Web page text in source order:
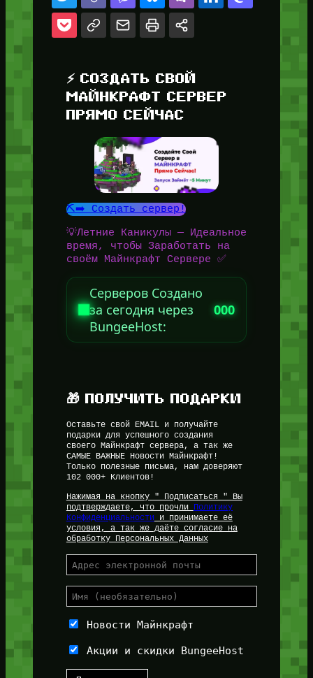
⚡ СОЗДАТЬ СВОЙ
МАЙНКРАФТ СЕРВЕР
ПРЯМО СЕЙЧАС
⛏️➡️ Создать сервер!
💡Летние Каникулы — Идеальное
время, чтобы Заработать на
своём Майнкрафт Сервере ✅
Серверов Создано
за сегодня через
BungeeHost:
000
🎁 ПОЛУЧИТЬ ПОДАРКИ
Оставьте свой EMAIL и получайте
подарки для успешного создания
своего Майнкрафт сервера, а так же
САМЫЕ ВАЖНЫЕ Новости Майнкрафт!
Только полезные письма, нам доверяют
102 000+ Клиентов!
Нажимая на кнопку " Подписаться " Вы
подтверждаете, что прочли Политику
Конфиденциальностии принимаете её
условия, а так же даёте согласие на
обработку Персональных Данных
Новости Майнкрафт
Акции и скидки BungeeHost